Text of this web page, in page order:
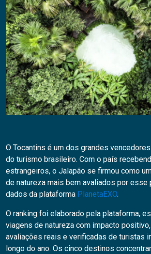
O Tocantins é um dos grandes
do turismo brasileiro. Com o país
estrangeiros, o Jalapão se firmou como
de natureza mais bem avaliados por esse
dados da plataforma PlanetaEXO.
O ranking foi elaborado pela plataforma,
viagens de natureza com impacto
avaliações reais e verificadas de turistas
longo do ano. Os cinco destinos